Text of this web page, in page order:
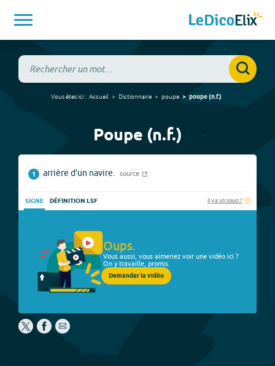
Vous êtes ici : Accueil Dictionnaire poupe poupe(n.f.)
Poupe (n.f.)
1 arrière d'un navire. source
SIGNE DÉFINITION LSF Il y a un souci ?
Oups.
Vous aussi, vous aimeriez voir une vidéo ici ?
On y travaille, promis.
Demander la vidéo